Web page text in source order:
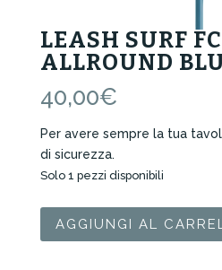
LEASH SURF
ALLROUND
40,00€
Per avere sempre la tua
di sicurezza.
Solo 1 pezzi disponibili
Leash
Surf
AGGIUNGI AL